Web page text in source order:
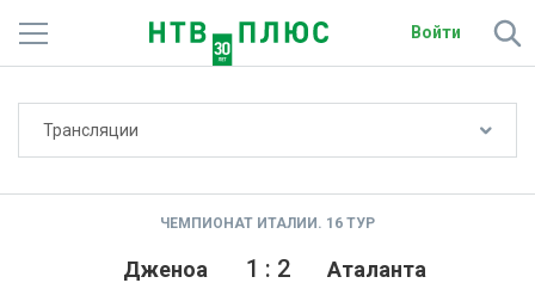
Войти
Трансляции
ЧЕМПИОНАТ ИТАЛИИ. 16 ТУР
Дженоа Аталанта
1 : 2